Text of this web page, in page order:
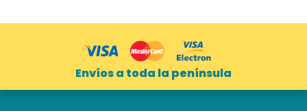
Envíos a toda la península